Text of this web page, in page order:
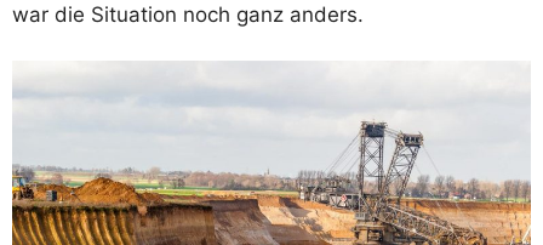
war die Situation noch ganz anders.